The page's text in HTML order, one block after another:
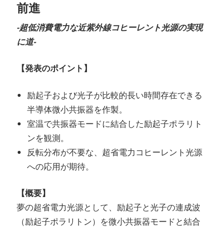
前進
-超低消費電力な近紫外線コヒーレント光源の実現
に道-
【発表のポイント】
励起子および光子が比較的長い時間存在できる
半導体微小共振器を作製。
室温で共振器モードに結合した励起子ポラリト
ンを観測。
反転分布が不要な、超省電力コヒーレント光源
への応用が期待。
【概要】
夢の超省電力光源として、励起子と光子の連成波
（励起子ポラリトン）を微小共振器モードと結合